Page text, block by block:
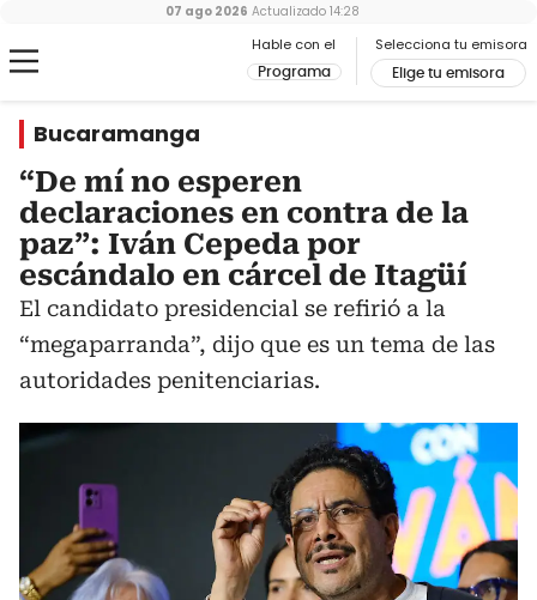
Hable con el
Programa
Selecciona tu emisora
Elige tu emisora
07 ago 2026 Actualizado 14:28
Bucaramanga
“De mí no esperen
declaraciones en contra de la
paz”: Iván Cepeda por
escándalo en cárcel de Itagüí
El candidato presidencial se refirió a la
“megaparranda”, dijo que es un tema de las
autoridades penitenciarias.